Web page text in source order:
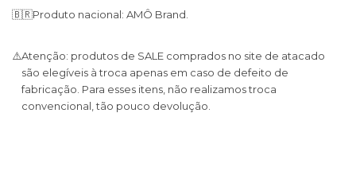
🇧🇷Produto nacional: AMÔ Brand.
⚠️Atenção: produtos de SALE comprados no site de atacado
são elegíveis à troca apenas em caso de defeito de
fabricação. Para esses itens, não realizamos troca
convencional, tão pouco devolução.